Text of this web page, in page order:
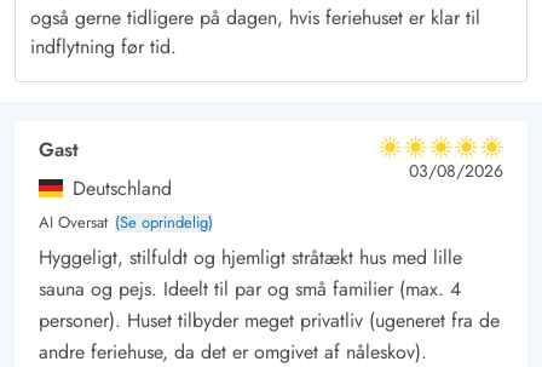
natur, hvor I kan sole jer i det gode vejr og nyde freden og
den friske luft. Den afskærmede solterrasse er perfekt til en
god morgenmad eller frokost på de varme sommerdage, og
børnene er der sat både en gynge og en sandkasse op.
Det nærliggende fredede naturområde indbyder til lange
spadsereture i de flotte omgivelser, og den brede sandstrand i
Houstrup ligger kun et par minutters kørsel gennem det smukke
klitlandskab væk.
Har I lyst til flere oplevelser, kan I tage på udflugt til en af de
små, hyggelige feriebyer Henne Strand og Hvide Sande, som
også gerne tidligere på dagen, hvis feriehuset er klar til
indflytning før tid.
Gast
Deutschland
AI Oversat (Se oprindelig)
5 ud af 5
5 ud af 5
5 out of 5
03/08/2026
Hyggeligt, stilfuldt og hjemligt stråtækt hus med lille
sauna og pejs. Ideelt til par og små familier (max. 4
personer). Huset tilbyder meget privatliv (ugeneret fra de
andre feriehuse, da det er omgivet af nåleskov).